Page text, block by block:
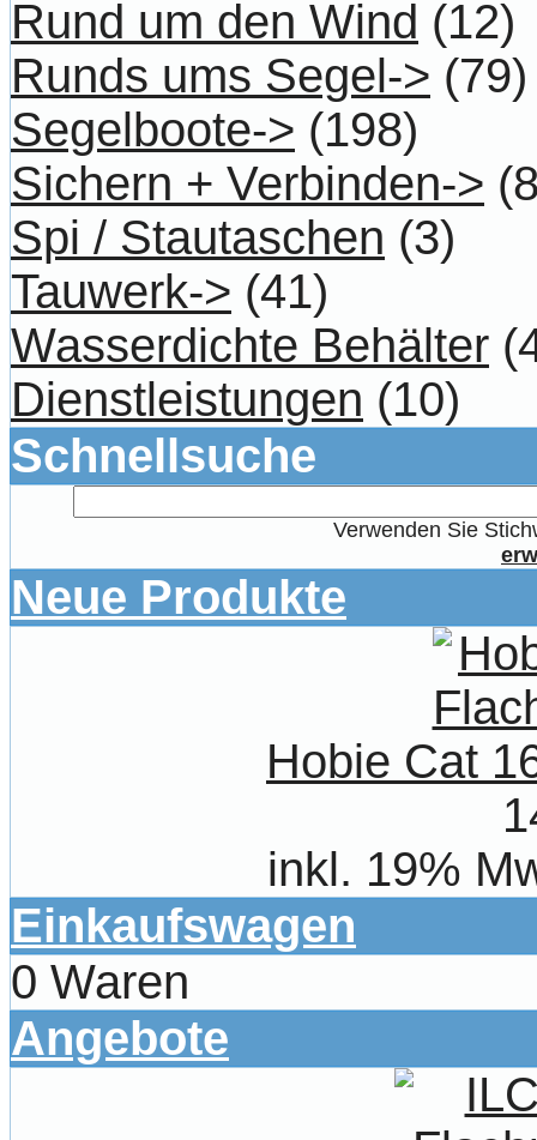
Rund um den Wind (12)
Runds ums Segel-> (79)
Segelboote-> (198)
Sichern + Verbinden->
Spi / Stautaschen (3)
Tauwerk-> (41)
Wasserdichte Behälter
Dienstleistungen (10)
Schnellsuche
Verwenden Sie
Neue Produkte
Hobie Cat
inkl. 19%
Einkaufswagen
0 Waren
Angebote